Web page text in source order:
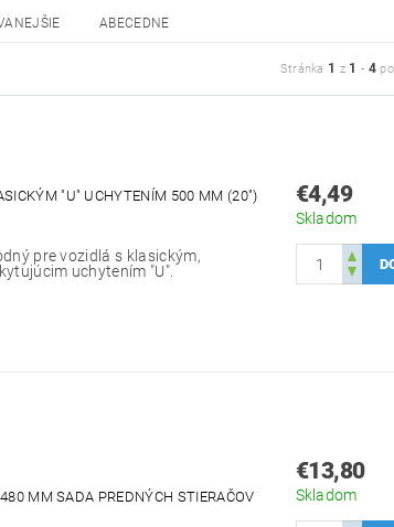
ABECEDNE
Stránka 1 z 1 - 4
"U" UCHYTENÍM 500 MM (20")
pre vozidlá s klasickým,
uchytením "U".
€4,49
Skladom
MM SADA PREDNÝCH STIERAČOV
€13,80
Skladom